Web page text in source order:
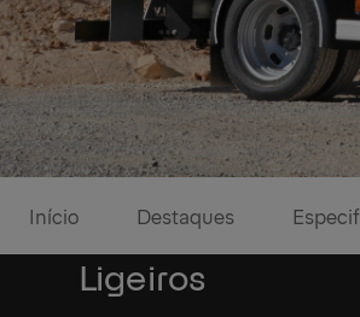
Início Destaques
O Referencial
Ligeiros